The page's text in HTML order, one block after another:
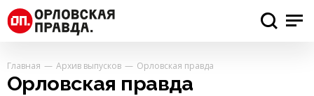
Главная Архив выпусков Орловская правда
Орловская правда